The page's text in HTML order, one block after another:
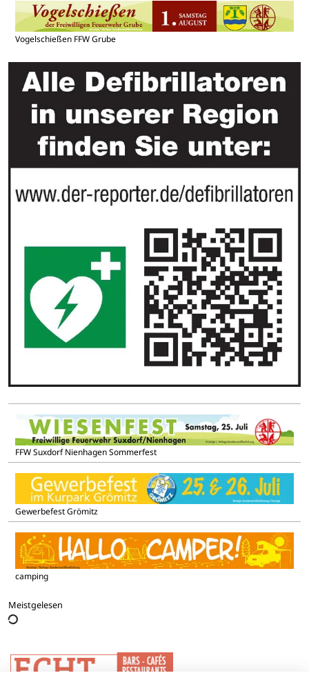
Vogelschießen FFW Grube
FFW Suxdorf Nienhagen Sommerfest
Gewerbefest Grömitz
camping
Meistgelesen